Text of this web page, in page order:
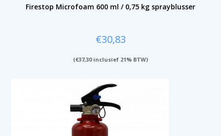
Firestop Microfoam 600 ml / 0,75 kg sprayblusser
€30,83
(€37,30inclusief 21% BTW)